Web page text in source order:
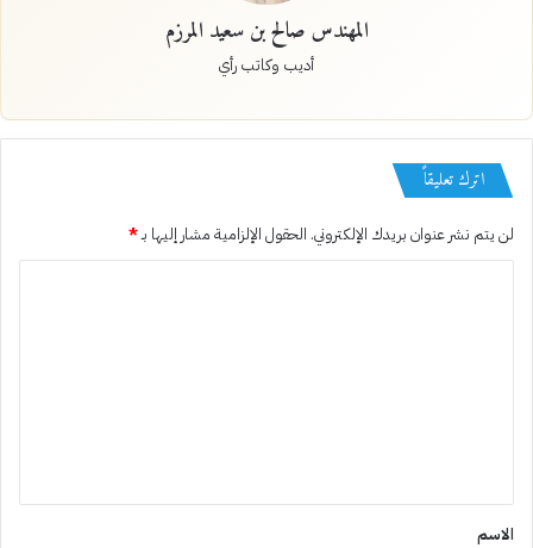
المهندس صالح بن سعيد المرزم
أديب وكاتب رأي
اترك تعليقاً
لن يتم نشر عنوان بريدك الإلكتروني. الحقول الإلزامية مشار إليها بـ*
*
الاسم